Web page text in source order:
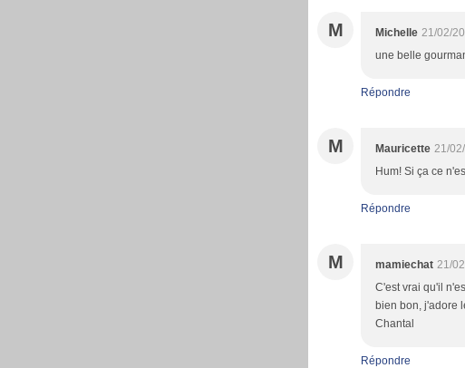
M Michelle 21/02/
une belle
Répondre
M Mauricette 21/
Hum! Si ça ce
Répondre
M mamiechat 21/
C'est vrai qu'il
bien bon, j'adore
Chantal
Répondre